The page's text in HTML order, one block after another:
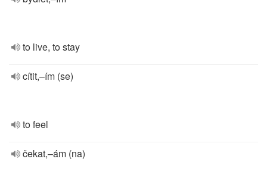
to live, to stay
cítit,–ím (se)
to feel
čekat,–ám (na)